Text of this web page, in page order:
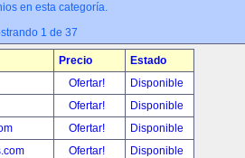
en esta categoría.
1 de 37
Precio
Estado
Ofertar!
Disponible
Ofertar!
Disponible
Ofertar!
Disponible
Ofertar!
Disponible